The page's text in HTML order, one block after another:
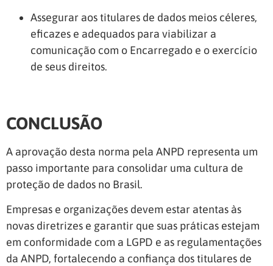
Assegurar aos titulares de dados meios céleres,
eficazes e adequados para viabilizar a
comunicação com o Encarregado e o exercício
de seus direitos.
CONCLUSÃO
A aprovação desta norma pela ANPD representa um
passo importante para consolidar uma cultura de
proteção de dados no Brasil.
Empresas e organizações devem estar atentas às
novas diretrizes e garantir que suas práticas estejam
em conformidade com a LGPD e as regulamentações
da ANPD, fortalecendo a confiança dos titulares de